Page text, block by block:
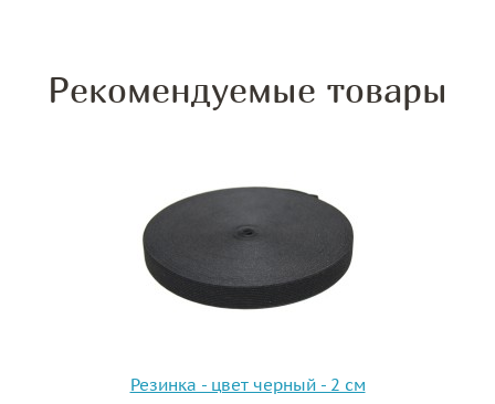
Рекомендуемые товары
Резинка - цвет черный - 2 см